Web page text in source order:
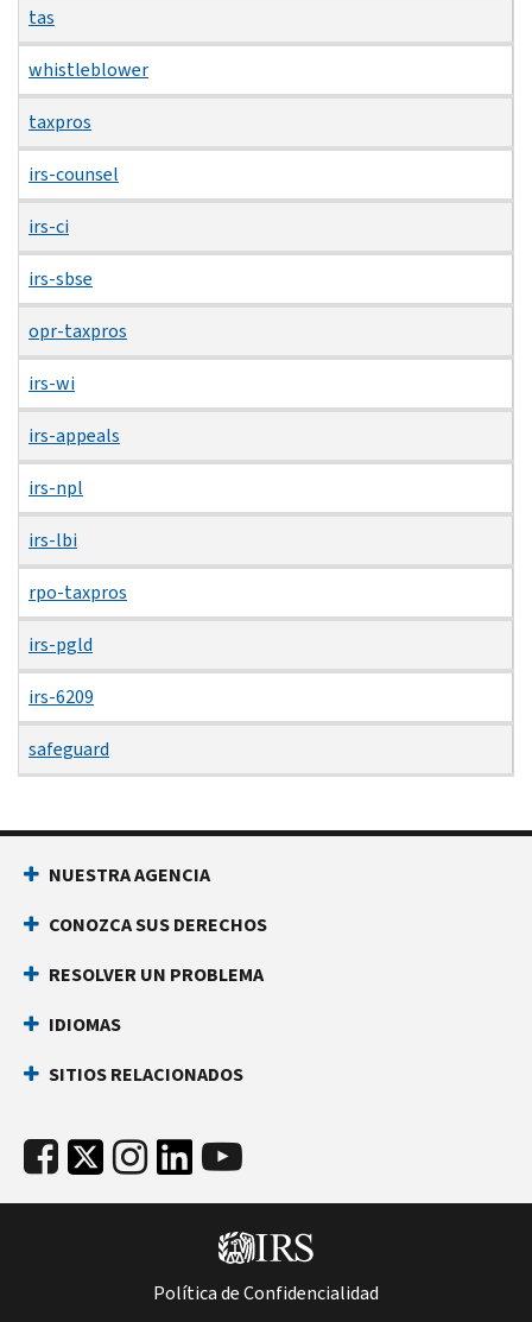
tas
whistleblower
taxpros
irs-counsel
irs-ci
irs-sbse
opr-taxpros
irs-wi
irs-appeals
irs-npl
irs-lbi
rpo-taxpros
irs-pgld
irs-6209
safeguard
NUESTRA AGENCIA
CONOZCA SUS DERECHOS
RESOLVER UN PROBLEMA
IDIOMAS
SITIOS RELACIONADOS
Política de Confidencialidad